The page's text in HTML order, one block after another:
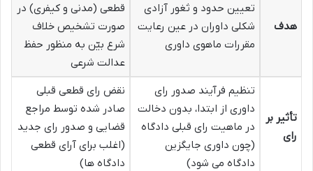
هدف
تعیین حدود و ثغور آزادی
شکلی داوران در عین رعایت
مقررات ماهوی داوری
قطعی (مدنی و کیفری) در
صورت تشخیص خلاف
شرع بیّن به منظور حفظ
عدالت شرعی
تأثیر بر
رای
تنظیم فرآیند صدور رای
داوری از ابتدا، بدون دخالت
در ماهیت رای قبلی دادگاه
(چون داوری جایگزین
دادگاه می شود)
نقض رای قطعی قبلی
صادر شده توسط مراجع
قضایی و صدور رای جدید
(اغلب برای آرای قطعی
دادگاه ها)